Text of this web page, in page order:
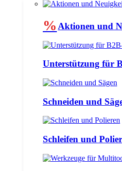
% Aktionen und
Unterstützung für
Schneiden und
Schleifen und